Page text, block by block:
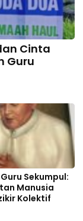
Cinta
Guru
Sekumpul:
Manusia
Kolektif